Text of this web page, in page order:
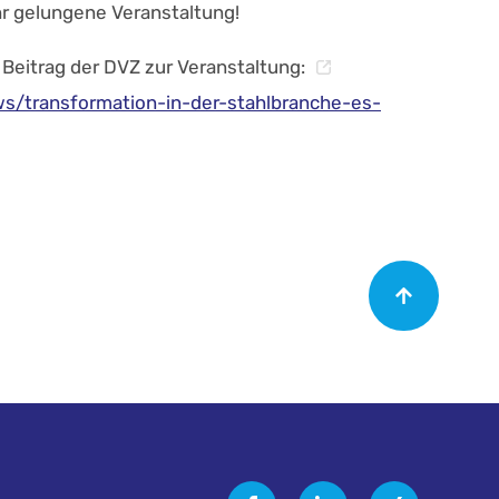
gelungene Veranstaltung!
der DVZ zur Veranstaltung:
transformation-in-der-stahlbranche-es-